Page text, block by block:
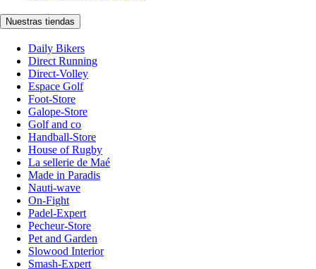
Nuestras tiendas
Daily Bikers
Direct Running
Direct-Volley
Espace Golf
Foot-Store
Galope-Store
Golf and co
Handball-Store
House of Rugby
La sellerie de Maé
Made in Paradis
Nauti-wave
On-Fight
Padel-Expert
Pecheur-Store
Pet and Garden
Slowood Interior
Smash-Expert